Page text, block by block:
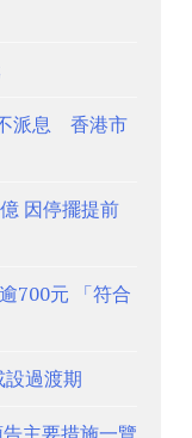
派息 香港市
因停擺提前
700元 「符合
過渡期